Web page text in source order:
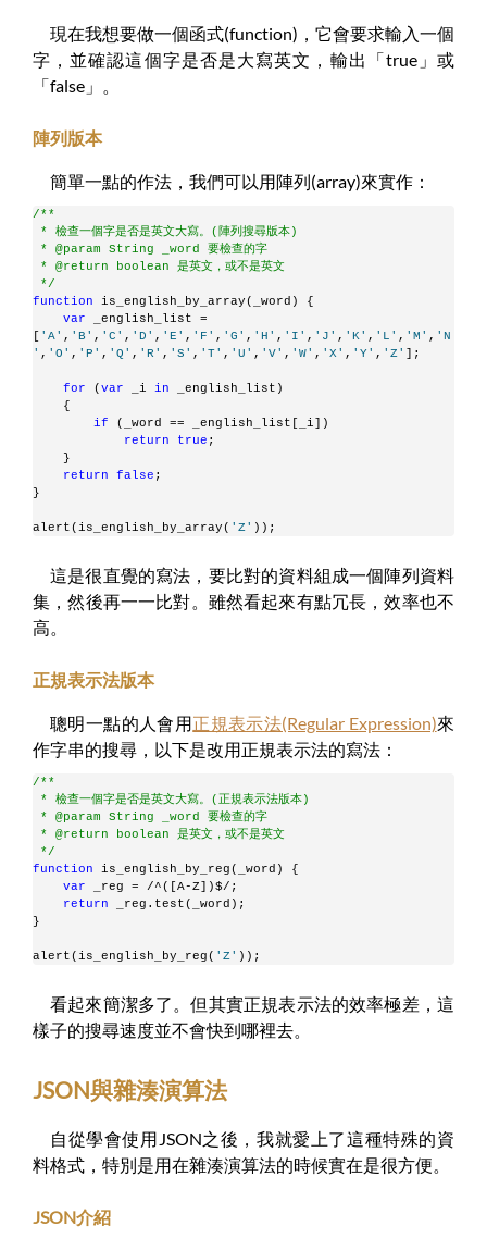
現在我想要做一個函式(function)，它會要求輸入一個
字，並確認這個字是否是大寫英文，輸出「true」或
「false」。
陣列版本
簡單一點的作法，我們可以用陣列(array)來實作：
/**
* 檢查一個字是否是英文大寫。(陣列搜尋版本)
* @param String _word 要檢查的字
* @return boolean 是英文，或不是英文
*/
function is_english_by_array(_word) {
var _english_list =
[ 'A' , 'B' , 'C' , 'D' , 'E' , 'F' , 'G' , 'H' , 'I' , 'J' , 'K' , 'L' , 'M' , 'N
' , 'O' , 'P' , 'Q' , 'R' , 'S' , 'T' , 'U' , 'V' , 'W' , 'X' , 'Y' , 'Z' ];
for (var _i in _english_list)
    {
if (_word == _english_list[_i])
return
true ;
    }
return
false ;
}
alert(is_english_by_array( 'Z' ));
這是很直覺的寫法，要比對的資料組成一個陣列資料
集，然後再一一比對。雖然看起來有點冗長，效率也不
高。
正規表示法版本
聰明一點的人會用正規表示法(Regular Expression)來
作字串的搜尋，以下是改用正規表示法的寫法：
/**
* 檢查一個字是否是英文大寫。(正規表示法版本)
* @param String _word 要檢查的字
* @return boolean 是英文，或不是英文
*/
function is_english_by_reg(_word) {
var _reg = /^([A-Z])$/;
return _reg.test(_word);
}
alert(is_english_by_reg( 'Z' ));
看起來簡潔多了。但其實正規表示法的效率極差，這
樣子的搜尋速度並不會快到哪裡去。
JSON與雜湊演算法
自從學會使用JSON之後，我就愛上了這種特殊的資
料格式，特別是用在雜湊演算法的時候實在是很方便。
JSON介紹